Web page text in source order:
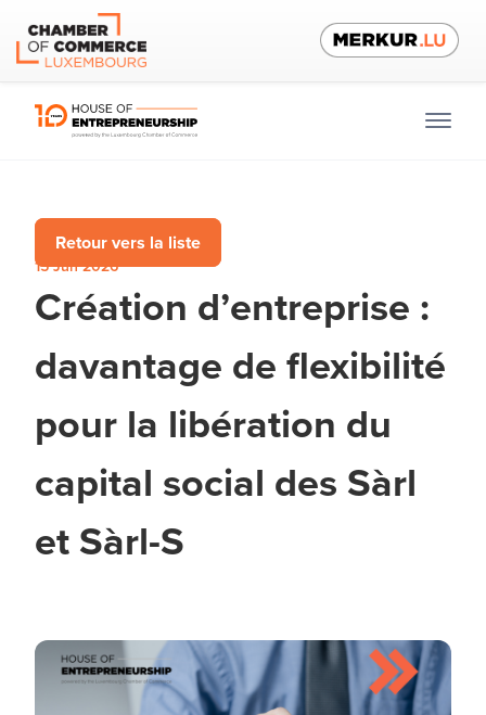
Retour vers la liste
15 Jun 2026
Création d’entreprise :
davantage de flexibilité
pour la libération du
capital social des Sàrl
et Sàrl-S